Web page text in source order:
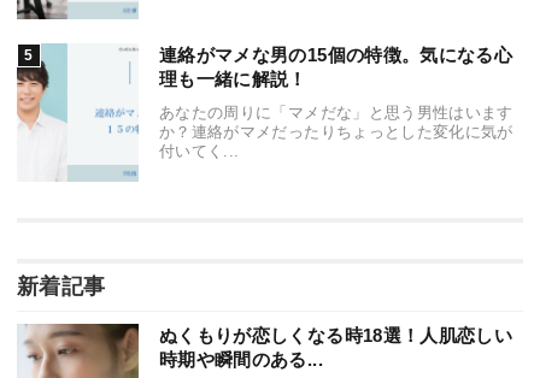
連絡がマメな男の15個の特徴。気になる心
理も一緒に解説！
あなたの周りに「マメだな」と思う男性はいます
か？連絡がマメだったりちょっとした変化に気が
付いてく...
新着記事
ぬくもりが恋しくなる時18選！人肌恋しい
時期や瞬間のある...